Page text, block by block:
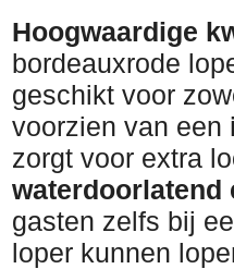
Hoogwaardige
bordeauxrode
geschikt voor
voorzien van een
zorgt voor extra
waterdoorlatend
gasten zelfs bij
loper kunnen